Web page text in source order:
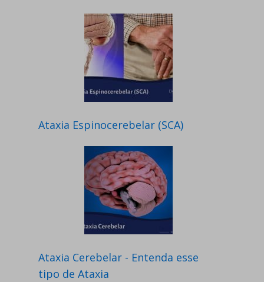
Ataxia Espinocerebelar (SCA)
Ataxia Cerebelar - Entenda esse
tipo de Ataxia